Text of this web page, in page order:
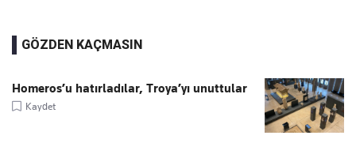
GÖZDEN KAÇMASIN
Homeros’u hatırladılar, Troya’yı unuttular
Kaydet